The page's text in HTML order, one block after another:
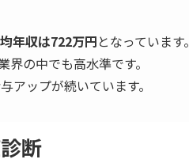
年収は722万円となっています。
の中でも高水準です。
アップが続いています。
断